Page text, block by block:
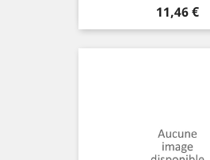
Prix
11,46 €